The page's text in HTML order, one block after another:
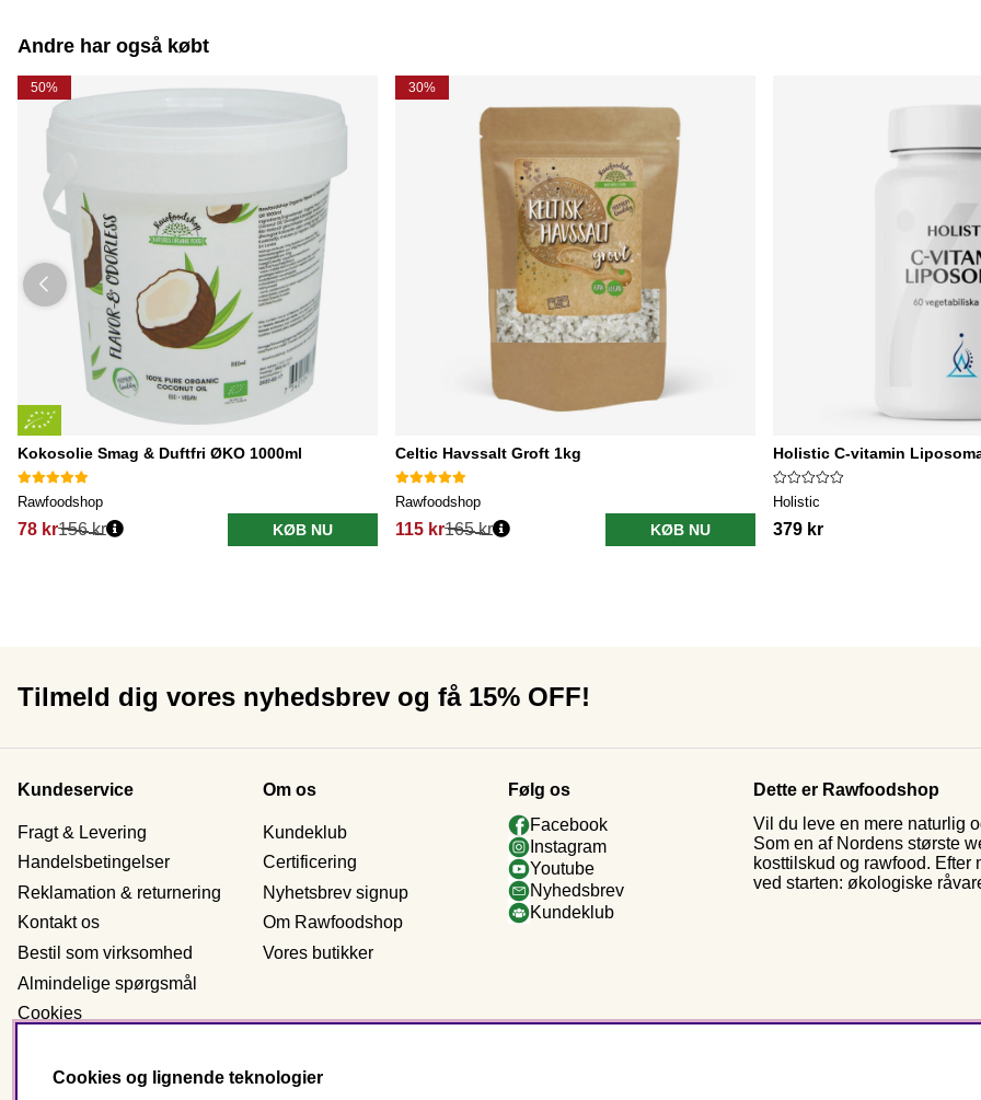
Andre har også købt
50%
Kokosolie Smag & Duftfri ØKO 1000ml
Rawfoodshop
78 kr156 kr KØB NU
30%
Celtic Havssalt Groft 1kg
Rawfoodshop
115 kr165 kr KØB NU
Holistic C-vitamin
Holistic
379 kr
Tilmeld dig vores nyhedsbrev og få 15% OFF!
Kundeservice
Fragt & Levering
Handelsbetingelser
Reklamation & returnering
Kontakt os
Bestil som virksomhed
Almindelige spørgsmål
Cookies
Om os
Kundeklub
Certificering
Nyhetsbrev signup
Om Rawfoodshop
Vores butikker
Følg os
Facebook
Instagram
Youtube
Nyhedsbrev
Kundeklub
Dette er Rawfoodshop
Vil du leve en mere naturlig
Som en af Nordens største
kosttilskud og rawfood. Efter
ved starten: økologiske
Cookies og lignende teknologier